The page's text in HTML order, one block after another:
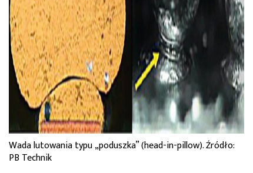
Wada lutowania typu „poduszka” (head-in-pillow). Źródło:
PB Technik